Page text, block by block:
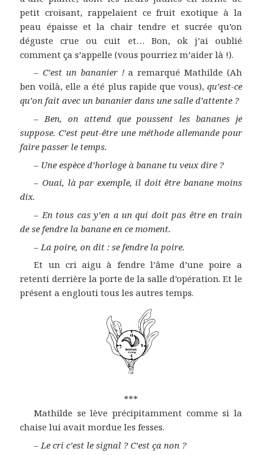
petit croisant, rappelaient ce fruit exotique à la
peau épaisse et la chair tendre et sucrée qu’on
déguste crue ou cuit et… Bon, ok j’ai oublié
comment ça s’appelle (vous pourriez m’aider là !).
–C’est un bananier !a remarqué Mathilde (Ah
ben voilà, elle a été plus rapide que vous), qu’est-ce
qu’on fait avec un bananier dans une salle d’attente ?
–Ben, on attend que poussent les bananes je
suppose. C’est peut-être une méthode allemande pour
faire passer le temps.
– Une espèce d’horloge à banane tu veux dire ?
–Ouai, là par exemple, il doit être banane moins
dix.
–En tous cas y’en a un qui doit pas être en train
de se fendre la banane en ce moment.
– La poire, on dit : se fendre la poire.
Et un cri aigu à fendre l’âme d’une poire a
retenti derrière la porte de la salle d’opération. Et le
présent a englouti tous les autres temps.
***
Mathilde se lève précipitamment comme si la
chaise lui avait mordue les fesses.
–Le cri c’est le signal ? C’est ça non ?